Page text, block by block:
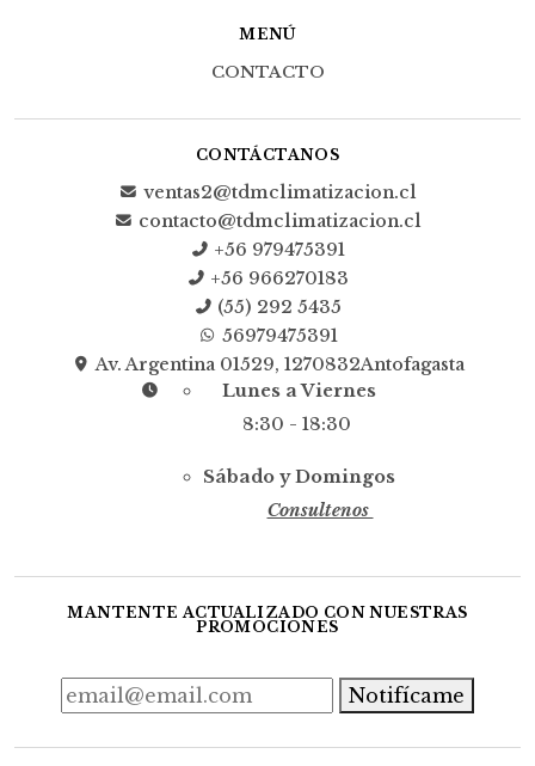
MENÚ
CONTACTO
CONTÁCTANOS
ventas2@tdmclimatizacion.cl
contacto@tdmclimatizacion.cl
+56 979475391
+56 966270183
(55) 292 5435
56979475391
Av. Argentina 01529, 1270832Antofagasta
Lunes a Viernes
8:30 - 18:30
Sábado y Domingos
Consultenos
MANTENTE ACTUALIZADO CON NUESTRAS
PROMOCIONES
Notifícame